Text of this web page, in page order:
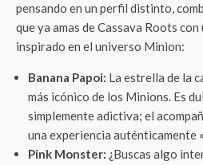
pensando en un perfil distinto,
que ya amas de Cassava Roots
inspirado en el universo Minion:
Banana Papoi: La estrella de la
más icónico de los Minions. Es
simplemente adictiva; el
una experiencia auténticamente
Pink Monster: ¿Buscas algo